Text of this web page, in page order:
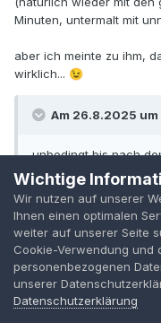
Minuten, untermalt mit
aber ich meinte zu ihm,
wirklich... 😉
Am 26.8.2025
unbedingt bis nach
sich
VORHERIGE
Wichtige
Wir nutzen auf unserer
Ihnen einen optimalen
weiter auf unserer Seite
Cookie-Verwendung und
personenbezogenen
unserer
Datenschutzerklärung